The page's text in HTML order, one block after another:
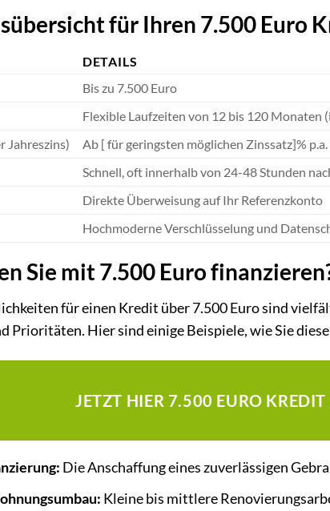
für Ihren 7.500 Euro
DETAILS
Bis zu 7.500 Euro
Flexible Laufzeiten von 12 bis 120
Jahreszins)
Ab [ für geringsten möglichen Zinssatz]%
Schnell, oft innerhalb von 24-48 Stunden
Direkte Überweisung auf Ihr Referenzkonto
Hochmoderne Verschlüsselung und
Sie mit 7.500 Euro
für einen Kredit über 7.500 Euro sind
Prioritäten. Hier sind einige Beispiele, wie Sie
JETZT HIER 7.500 EURO
Die Anschaffung eines zuverlässigen
Kleine bis mittlere